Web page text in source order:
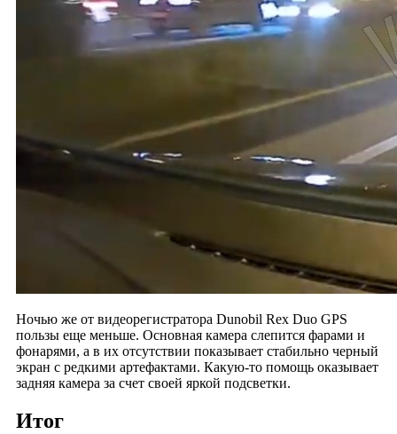
Ночью же от видеорегистратора Dunobil Rex Duo GPS
пользы еще меньше. Основная камера слепится фарами и
фонарями, а в их отсутствии показывает стабильно черный
экран с редкими артефактами. Какую-то помощь оказывает
задняя камера за счет своей яркой подсветки.
Итог